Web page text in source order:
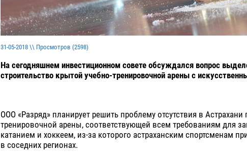
31-05-2018 \\ Просмотров (2598)
На сегодняшнем инвестиционном совете обсуждался вопрос
строительство крытой учебно-тренировочной арены с
ООО «Разряд» планирует решить проблему отсутствия в
тренировочной арены, соответствующей всем требованиям для
катанием и хоккеем, из-за которого астраханским спортсменам
в соседних регионах.